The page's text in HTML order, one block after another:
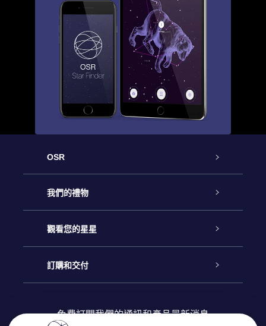
OSR
客戶服務
聯繫我們
博客
我們的禮物
Online Star禮物
OSR禮物包
觀看您的星星
星星注册
訂購和交付
免費訂閱我們的通訊和產品最新消息